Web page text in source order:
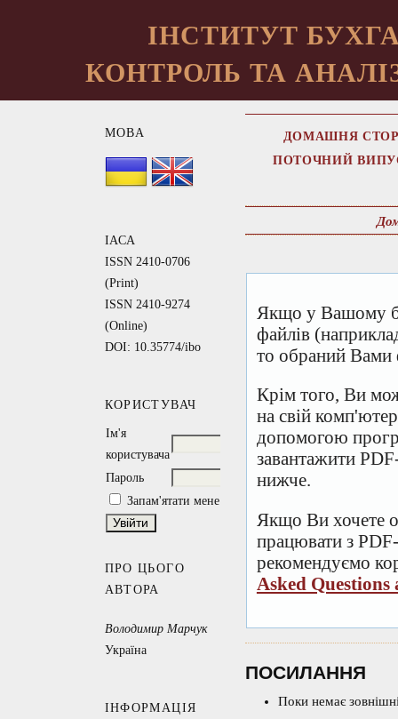
ІНСТИТУТ
КОНТРОЛЬ ТА
МОВА
IACA
ISSN 2410-0706
(Print)
ISSN 2410-9274
(Online)
DOI: 10.35774/ibo
КОРИСТУВАЧ
Ім'я
користувача
Пароль
Запам'ятати мене
ПРО ЦЬОГО
АВТОРА
Володимир Марчук
Україна
ІНФОРМАЦІЯ
ДОМАШНЯ
ПОТОЧНИЙ
Якщо у Вашому
файлів
то обраний Вами
Крім того, Ви
на свій
допомогою
завантажити
нижче.
Якщо Ви хочете
працювати з
рекомендуємо
Asked Questions
ПОСИЛАННЯ
Поки немає